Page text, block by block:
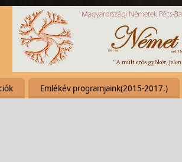
Emlékév programjaink(2015-2017.)